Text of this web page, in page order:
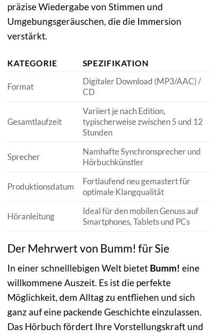
präzise Wiedergabe von Stimmen und
Umgebungsgeräuschen, die die Immersion
verstärkt.
KATEGORIE SPEZIFIKATION
Format
Digitaler Download (MP3/AAC) /
CD
Gesamtlaufzeit
Variiert je nach Edition,
typischerweise zwischen 5 und 12
Stunden
Sprecher
Namhafte Synchronsprecher und
Hörbuchkünstler
Produktionsdatum
Fortlaufend neu gemastert für
optimale Klangqualität
Höranleitung
Ideal für den mobilen Genuss auf
Smartphones, Tablets und PCs
Der Mehrwert von Bumm! für Sie
In einer schnelllebigen Welt bietet Bumm! eine
willkommene Auszeit. Es ist die perfekte
Möglichkeit, dem Alltag zu entfliehen und sich
ganz auf eine packende Geschichte einzulassen.
Das Hörbuch fördert Ihre Vorstellungskraft und